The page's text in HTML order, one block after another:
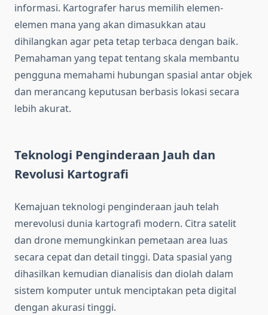
informasi. Kartografer harus memilih elemen-
elemen mana yang akan dimasukkan atau
dihilangkan agar peta tetap terbaca dengan baik.
Pemahaman yang tepat tentang skala membantu
pengguna memahami hubungan spasial antar objek
dan merancang keputusan berbasis lokasi secara
lebih akurat.
Teknologi Penginderaan Jauh dan
Revolusi Kartografi
Kemajuan teknologi penginderaan jauh telah
merevolusi dunia kartografi modern. Citra satelit
dan drone memungkinkan pemetaan area luas
secara cepat dan detail tinggi. Data spasial yang
dihasilkan kemudian dianalisis dan diolah dalam
sistem komputer untuk menciptakan peta digital
dengan akurasi tinggi.